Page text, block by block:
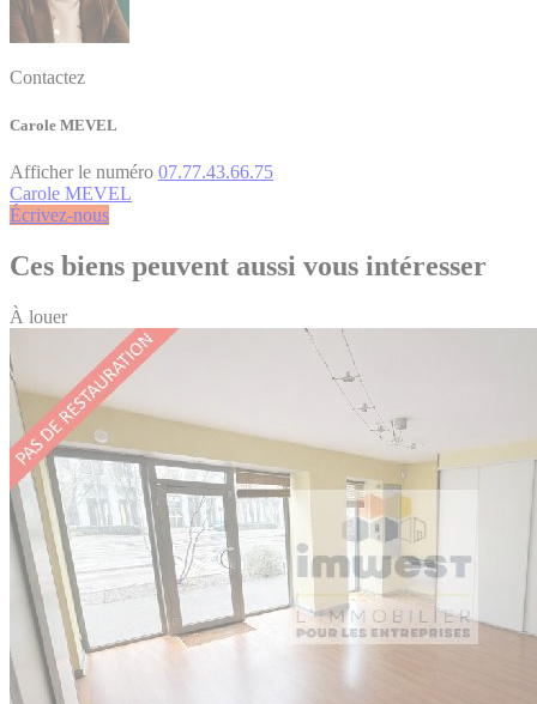
Contactez
Carole MEVEL
Afficher le numéro 07.77.43.66.75
Carole MEVEL
Écrivez-nous
Ces biens peuvent aussi vous intéresser
À louer